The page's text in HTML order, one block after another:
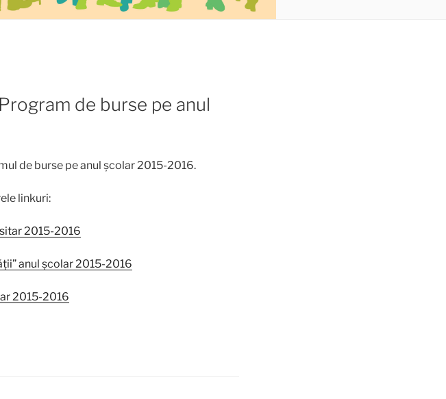
de burse pe anul
de burse pe anul școlar 2015-2016.
linkuri:
2015-2016
anul școlar 2015-2016
2015-2016